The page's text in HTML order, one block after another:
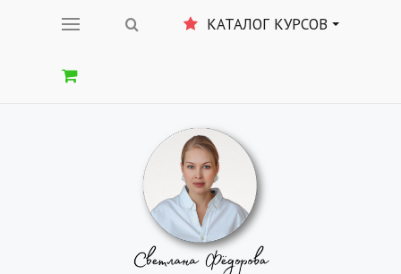
КАТАЛОГ КУРСОВ